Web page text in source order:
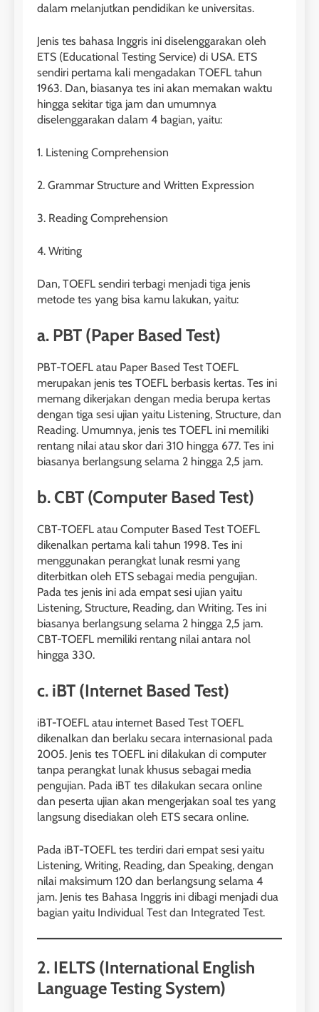
dalam melanjutkan pendidikan ke universitas.
Jenis tes bahasa Inggris ini diselenggarakan oleh
ETS (Educational Testing Service) di USA. ETS
sendiri pertama kali mengadakan TOEFL tahun
1963. Dan, biasanya tes ini akan memakan waktu
hingga sekitar tiga jam dan umumnya
diselenggarakan dalam 4 bagian, yaitu:
1. Listening Comprehension
2. Grammar Structure and Written Expression
3. Reading Comprehension
4. Writing
Dan, TOEFL sendiri terbagi menjadi tiga jenis
metode tes yang bisa kamu lakukan, yaitu:
a. PBT (Paper Based Test)
PBT-TOEFL atau Paper Based Test TOEFL
merupakan jenis tes TOEFL berbasis kertas. Tes ini
memang dikerjakan dengan media berupa kertas
dengan tiga sesi ujian yaitu Listening, Structure, dan
Reading. Umumnya, jenis tes TOEFL ini memiliki
rentang nilai atau skor dari 310 hingga 677. Tes ini
biasanya berlangsung selama 2 hingga 2,5 jam.
b. CBT (Computer Based Test)
CBT-TOEFL atau Computer Based Test TOEFL
dikenalkan pertama kali tahun 1998. Tes ini
menggunakan perangkat lunak resmi yang
diterbitkan oleh ETS sebagai media pengujian.
Pada tes jenis ini ada empat sesi ujian yaitu
Listening, Structure, Reading, dan Writing. Tes ini
biasanya berlangsung selama 2 hingga 2,5 jam.
CBT-TOEFL memiliki rentang nilai antara nol
hingga 330.
c. iBT (Internet Based Test)
iBT-TOEFL atau internet Based Test TOEFL
dikenalkan dan berlaku secara internasional pada
2005. Jenis tes TOEFL ini dilakukan di computer
tanpa perangkat lunak khusus sebagai media
pengujian. Pada iBT tes dilakukan secara online
dan peserta ujian akan mengerjakan soal tes yang
langsung disediakan oleh ETS secara online.
Pada iBT-TOEFL tes terdiri dari empat sesi yaitu
Listening, Writing, Reading, dan Speaking, dengan
nilai maksimum 120 dan berlangsung selama 4
jam. Jenis tes Bahasa Inggris ini dibagi menjadi dua
bagian yaitu Individual Test dan Integrated Test.
2. IELTS (International English
Language Testing System)